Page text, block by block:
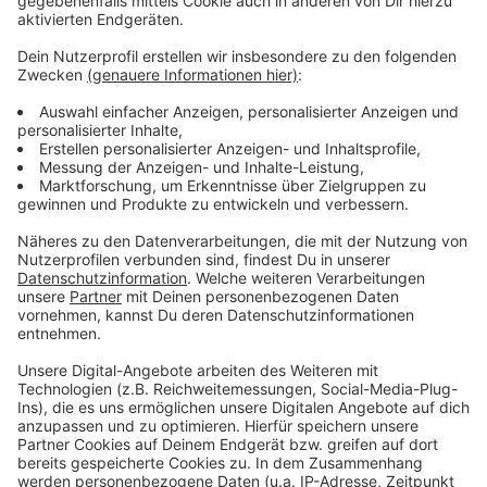
Fehlen werden dabei die verletzten Mittelfeldspieler
Jorrit Hendrix und Ao Tanaka. Erwartet werden gleich
über 30.000 Fans. Wir sind ab 13:30 Uhr live dabei.
Anzeige
Weitere Infos und Links zum Thema:
Anzeige
So berichtet die Fortuna
Hier geht es zur Tabelle
Anzeige